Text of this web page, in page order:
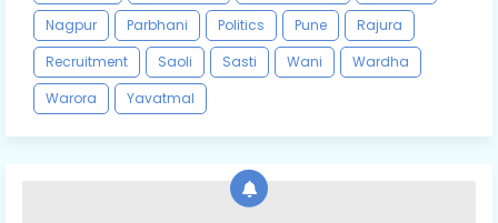
Nagpur
Parbhani Politics Pune
Rajura
Recruitment
Saoli Sasti Wani
Wardha
Warora
Yavatmal